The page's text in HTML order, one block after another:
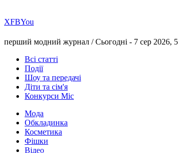
ХFBYou
перший модний журнал /Сьогодні - 7 сер 2026,
Всі статті
Події
Шоу та передачі
Діти та сім'я
Конкурси Міс
Мода
Обкладинка
Косметика
Фішки
Відео